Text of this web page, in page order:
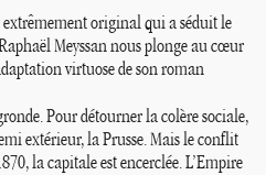
original qui a séduit le
Meyssan nous plonge au cœur
virtuose de son roman
Pour détourner la colère sociale,
extérieur, la Prusse. Mais le conflit
la capitale est encerclée. L’Empire